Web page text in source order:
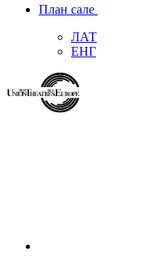
План сале
ЛАТ
ЕНГ